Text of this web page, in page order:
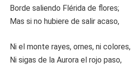
Borde saliendo Flérida de flores;
Mas si no hubiere de salir acaso,
Ni el monte rayes, ornes, ni colores,
Ni sigas de la Aurora el rojo paso,